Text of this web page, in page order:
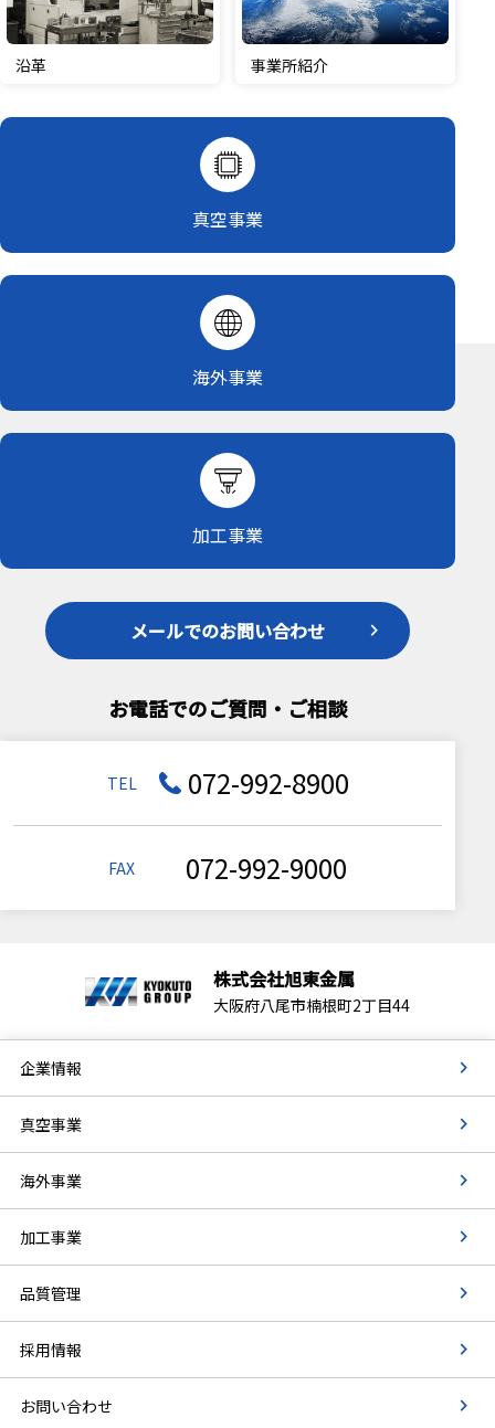
沿革 事業所紹介
真空事業
海外事業
加工事業
メールでのお問い合わせ
お電話でのご質問・ご相談
TEL 072-992-8900
FAX 072-992-9000
株式会社旭東金属
大阪府八尾市楠根町2丁目44
企業情報
真空事業
海外事業
加工事業
品質管理
採用情報
お問い合わせ